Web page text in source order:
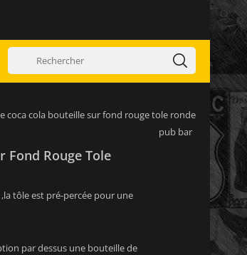
coca cola bouteille sur fond rouge tole ronde
pub bar
Fond Rouge Tole
tôle est pré-percée pour une
par dessus une bouteille de